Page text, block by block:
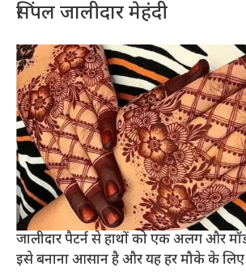
सिंपल जालीदार मेहंदी
जालीदार पैटर्न से हाथों को एक अलग और
इसे बनाना आसान है और यह हर मौके के लिए